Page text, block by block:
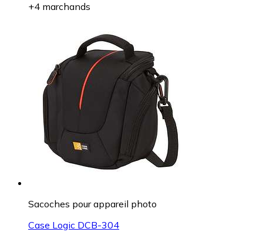
+4 marchands
Sacoches pour appareil photo
Case Logic DCB-304